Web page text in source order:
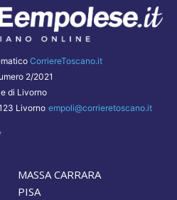
CorriereToscano.it
2/2021
di Livorno
Livorno empoli@corrieretoscano.it
MASSA CARRARA
PISA